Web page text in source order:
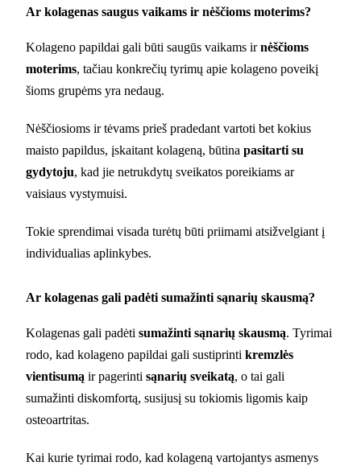
Ar kolagenas saugus vaikams ir nėščioms moterims?
Kolageno papildai gali būti saugūs vaikams irnėščioms
moterims, tačiau konkrečių tyrimų apie kolageno poveikį
šioms grupėms yra nedaug.
Nėščiosioms ir tėvams prieš pradedant vartoti bet kokius
maisto papildus, įskaitant kolageną, būtina pasitarti su
gydytoju, kad jie netrukdytų sveikatos poreikiams ar
vaisiaus vystymuisi.
Tokie sprendimai visada turėtų būti priimami atsižvelgiant į
individualias aplinkybes.
Ar kolagenas gali padėti sumažinti sąnarių skausmą?
Kolagenas gali padėti sumažinti sąnarių skausmą. Tyrimai
rodo, kad kolageno papildai gali sustiprinti kremzlės
vientisumą ir pagerinti sąnarių sveikatą, o tai gali
sumažinti diskomfortą, susijusį su tokiomis ligomis kaip
osteoartritas.
Kai kurie tyrimai rodo, kad kolageną vartojantys asmenys